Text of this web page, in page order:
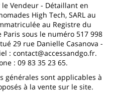
Vendeur - Détaillant en
High Tech, SARL au
au Registre du
Paris sous le numéro 517 998
29 rue Danielle Casanova -
: contact@accessandgo.fr.
: 09 83 35 23 65‬.
générales sont applicables à
à la vente sur le site.